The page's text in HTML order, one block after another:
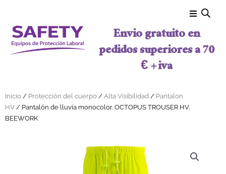
Envio gratuito en
pedidos superiores a 70
€ + iva
Inicio / Protección del cuerpo / Alta Visibilidad / Pantalon
HV / Pantalón de lluvia monocolor. OCTOPUS TROUSER HV.
BEEWORK